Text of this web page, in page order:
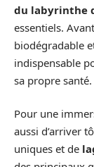
du labyrinthe
essentiels.
biodégradable
indispensable
sa propre santé.
Pour une
aussi d’arriver
uniques et de